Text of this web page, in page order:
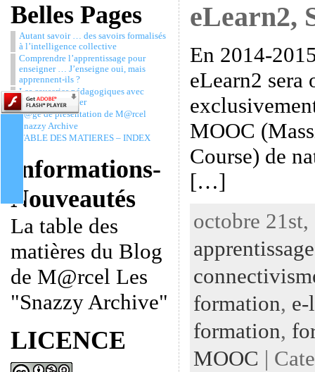
Belles Pages
Autant savoir … des savoirs formalisés
à l’intelligence collective
Comprendre l’apprentissage pour
enseigner … J’enseigne oui, mais
apprennent-ils ?
Les causeries pédagogiques avec
Christophe Batier
P@ge de présentation de M@rcel
Snazzy Archive
TABLE DES MATIERES – INDEX
Informations-
Nouveautés
La table des
matières du Blog
de M@rcel Les
"Snazzy Archive"
LICENCE
eLearn2,
En 2014-
eLearn2 sera
MOOC
Course) de
[…]
octobre 21st,
apprentissage
formation,
formation,
MOOC |